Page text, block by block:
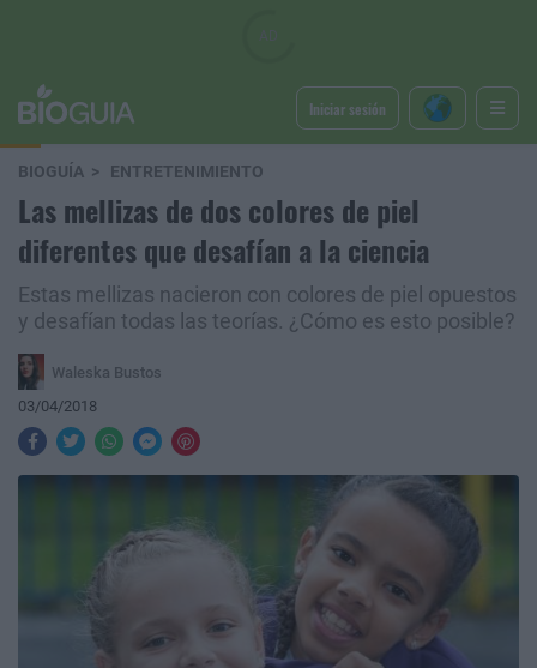
Iniciar sesión
BIOGUÍA ENTRETENIMIENTO
Las mellizas de dos colores de piel
diferentes que desafían a la ciencia
Estas mellizas nacieron con colores de piel opuestos
y desafían todas las teorías. ¿Cómo es esto posible?
Waleska Bustos
03/04/2018